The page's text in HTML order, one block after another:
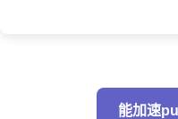
能加速